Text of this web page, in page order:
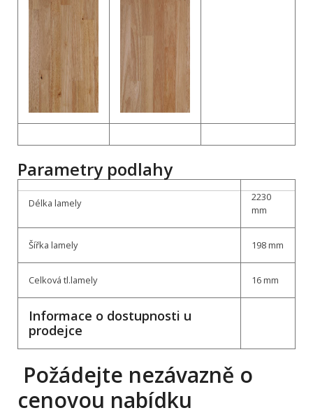
Parametry podlahy
Délka lamely
2230
mm
Šířka lamely 198 mm
Celková tl.lamely 16 mm
Informace o dostupnosti u
prodejce
Požádejte nezávazně o
cenovou nabídku